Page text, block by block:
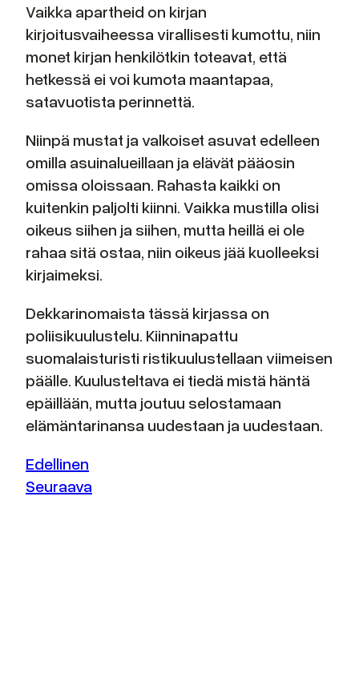
Vaikka apartheid on kirjan
kirjoitusvaiheessa virallisesti kumottu, niin
monet kirjan henkilötkin toteavat, että
hetkessä ei voi kumota maantapaa,
satavuotista perinnettä.
Niinpä mustat ja valkoiset asuvat edelleen
omilla asuinalueillaan ja elävät pääosin
omissa oloissaan. Rahasta kaikki on
kuitenkin paljolti kiinni. Vaikka mustilla olisi
oikeus siihen ja siihen, mutta heillä ei ole
rahaa sitä ostaa, niin oikeus jää kuolleeksi
kirjaimeksi.
Dekkarinomaista tässä kirjassa on
poliisikuulustelu. Kiinninapattu
suomalaisturisti ristikuulustellaan viimeisen
päälle. Kuulusteltava ei tiedä mistä häntä
epäillään, mutta joutuu selostamaan
elämäntarinansa uudestaan ja uudestaan.
Edellinen
Seuraava